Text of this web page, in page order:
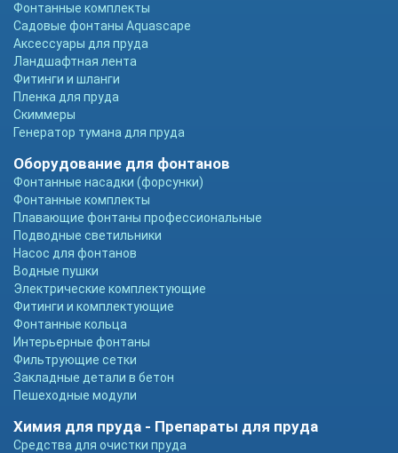
Фонтанные комплекты
Садовые фонтаны Aquascape
Аксессуары для пруда
Ландшафтная лента
Фитинги и шланги
Пленка для пруда
Скиммеры
Генератор тумана для пруда
Оборудование для фонтанов
Фонтанные насадки (форсунки)
Фонтанные комплекты
Плавающие фонтаны профессиональные
Подводные светильники
Насос для фонтанов
Водные пушки
Электрические комплектующие
Фитинги и комплектующие
Фонтанные кольца
Интерьерные фонтаны
Фильтрующие сетки
Закладные детали в бетон
Пешеходные модули
Химия для пруда - Препараты для пруда
Средства для очистки пруда